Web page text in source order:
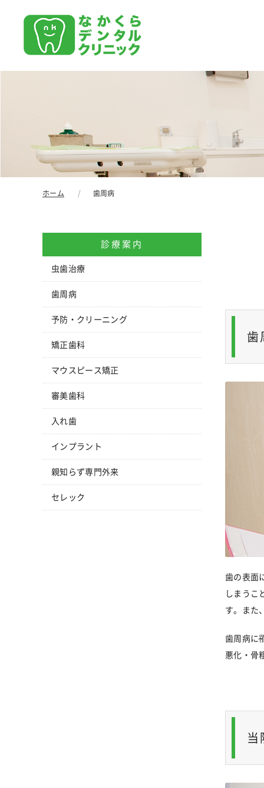
ホーム 歯周病
歯
歯の表面
しまうこ
す。また
歯周病に
悪化・骨
当
診療案内
虫歯治療
歯周病
予防・クリーニング
矯正歯科
マウスピース矯正
審美歯科
入れ歯
インプラント
親知らず専門外来
セレック